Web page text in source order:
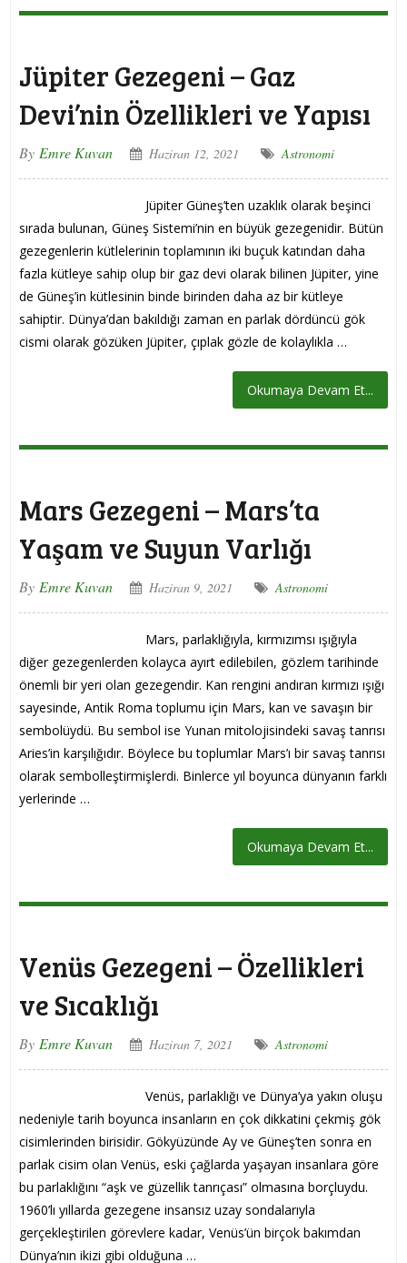
Jüpiter Gezegeni – Gaz
Devi’nin Özellikleri ve Yapısı
By Emre Kuvan Haziran 12, 2021 Astronomi
Jüpiter Güneş’ten uzaklık olarak beşinci
sırada bulunan, Güneş Sistemi’nin en büyük gezegenidir. Bütün
gezegenlerin kütlelerinin toplamının iki buçuk katından daha
fazla kütleye sahip olup bir gaz devi olarak bilinen Jüpiter, yine
de Güneş’in kütlesinin binde birinden daha az bir kütleye
sahiptir. Dünya’dan bakıldığı zaman en parlak dördüncü gök
cismi olarak gözüken Jüpiter, çıplak gözle de kolaylıkla …
Okumaya Devam Et...
Mars Gezegeni – Mars’ta
Yaşam ve Suyun Varlığı
By Emre Kuvan Haziran 9, 2021 Astronomi
Mars, parlaklığıyla, kırmızımsı ışığıyla
diğer gezegenlerden kolayca ayırt edilebilen, gözlem tarihinde
önemli bir yeri olan gezegendir. Kan rengini andıran kırmızı ışığı
sayesinde, Antik Roma toplumu için Mars, kan ve savaşın bir
sembolüydü. Bu sembol ise Yunan mitolojisindeki savaş tanrısı
Aries’in karşılığıdır. Böylece bu toplumlar Mars’ı bir savaş tanrısı
olarak sembolleştirmişlerdi. Binlerce yıl boyunca dünyanın farklı
yerlerinde …
Okumaya Devam Et...
Venüs Gezegeni – Özellikleri
ve Sıcaklığı
By Emre Kuvan Haziran 7, 2021 Astronomi
Venüs, parlaklığı ve Dünya’ya yakın oluşu
nedeniyle tarih boyunca insanların en çok dikkatini çekmiş gök
cisimlerinden birisidir. Gökyüzünde Ay ve Güneş’ten sonra en
parlak cisim olan Venüs, eski çağlarda yaşayan insanlara göre
bu parlaklığını “aşk ve güzellik tanrıçası” olmasına borçluydu.
1960’lı yıllarda gezegene insansız uzay sondalarıyla
gerçekleştirilen görevlere kadar, Venüs’ün birçok bakımdan
Dünya’nın ikizi gibi olduğuna …